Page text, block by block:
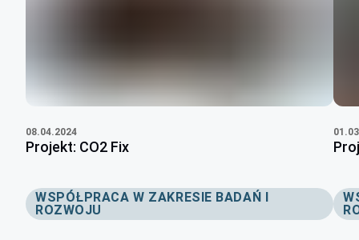
08.04.2024
Projekt: CO2 Fix
WSPÓŁPRACA W ZAKRESIE BADAŃ I
ROZWOJU